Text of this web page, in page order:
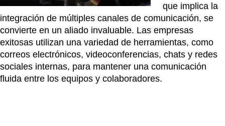
que implica la
integración de múltiples canales de comunicación, se
convierte en un aliado invaluable. Las empresas
exitosas utilizan una variedad de herramientas, como
correos electrónicos, videoconferencias, chats y redes
sociales internas, para mantener una comunicación
fluida entre los equipos y colaboradores.